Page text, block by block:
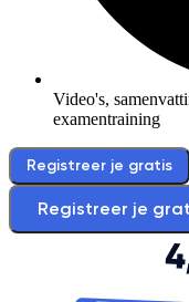
Video's,
examentraining
Registreer je gratis
Registreer je